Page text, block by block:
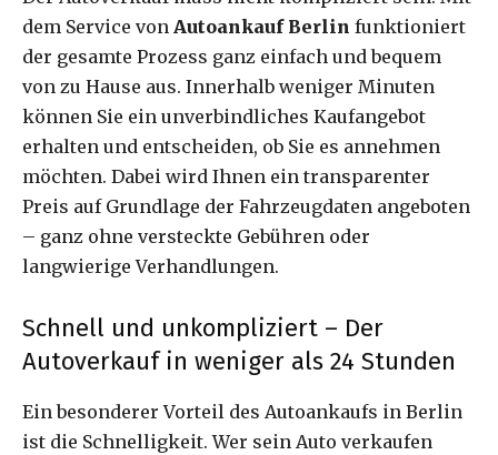
dem Service von Autoankauf Berlin funktioniert
der gesamte Prozess ganz einfach und bequem
von zu Hause aus. Innerhalb weniger Minuten
können Sie ein unverbindliches Kaufangebot
erhalten und entscheiden, ob Sie es annehmen
möchten. Dabei wird Ihnen ein transparenter
Preis auf Grundlage der Fahrzeugdaten angeboten
– ganz ohne versteckte Gebühren oder
langwierige Verhandlungen.
Schnell und unkompliziert – Der
Autoverkauf in weniger als 24 Stunden
Ein besonderer Vorteil des Autoankaufs in Berlin
ist die Schnelligkeit. Wer sein Auto verkaufen